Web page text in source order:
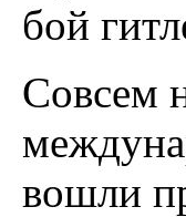
бой
Совсем
вошли